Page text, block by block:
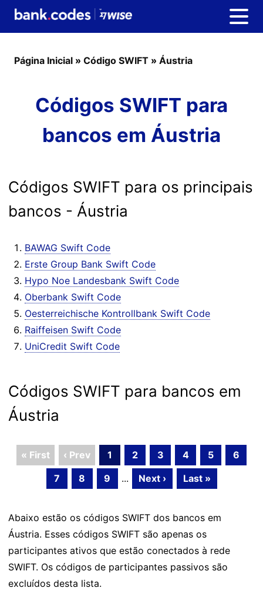
Página Inicial » Código SWIFT » Áustria
Códigos SWIFT para
bancos em Áustria
Códigos SWIFT para os principais
bancos - Áustria
BAWAG Swift Code
Erste Group Bank Swift Code
Hypo Noe Landesbank Swift Code
Oberbank Swift Code
Oesterreichische Kontrollbank Swift Code
Raiffeisen Swift Code
UniCredit Swift Code
Códigos SWIFT para bancos em
Áustria
« First ‹ Prev 1 2 3 4 5
6
7
8 9 ... Next › Last »
Abaixo estão os códigos SWIFT dos bancos em
Áustria. Esses códigos SWIFT são apenas os
participantes ativos que estão conectados à rede
SWIFT. Os códigos de participantes passivos são
excluídos desta lista.